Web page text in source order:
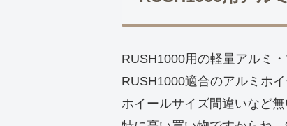
RUSH1000用の軽量アルミ
RUSH1000適合のアルミホ
ホイールサイズ間違いなど